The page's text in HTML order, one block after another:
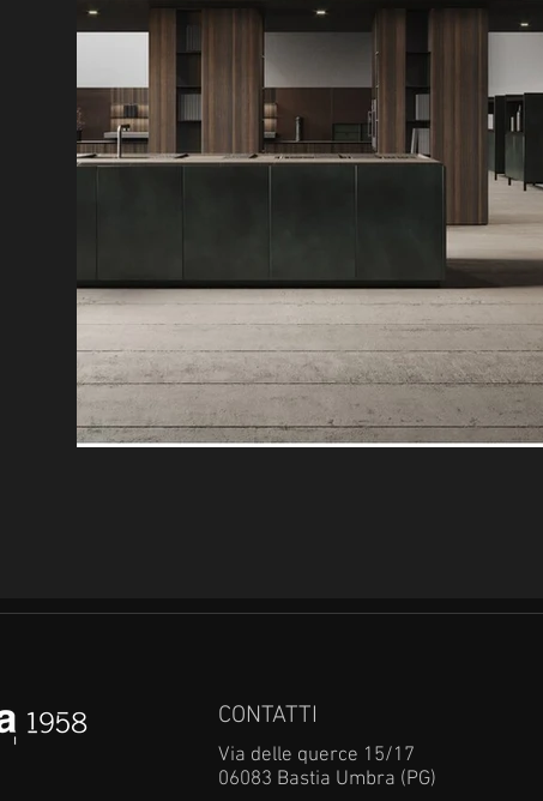
CONTATTI
Via delle querce 15/17
06083 Bastia Umbra (PG)